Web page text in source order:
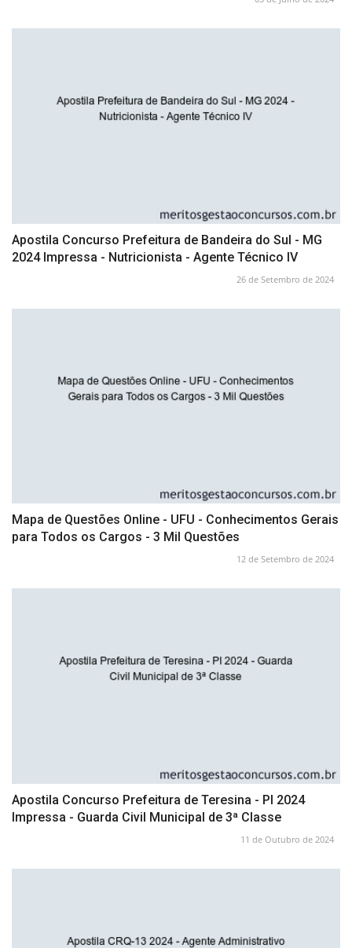
Apostila Concurso Prefeitura de Bandeira do Sul - MG
2024 Impressa - Nutricionista - Agente Técnico IV
26 de Setembro de 2024
Mapa de Questões Online - UFU - Conhecimentos Gerais
para Todos os Cargos - 3 Mil Questões
12 de Setembro de 2024
Apostila Concurso Prefeitura de Teresina - PI 2024
Impressa - Guarda Civil Municipal de 3ª Classe
11 de Outubro de 2024